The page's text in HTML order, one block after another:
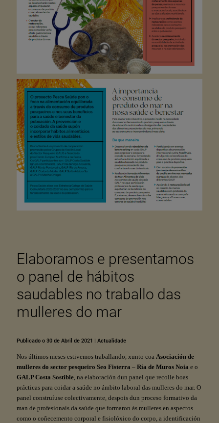
Elaboramos e presentamos
o panel de hábitos
saudables no traballo das
mulleres do mar
Publicado o 30 de Abril de 2021 Actualidade
Nos últimos meses estivemos traballando, xunto coa Asociación de
mulleres do sector pesqueiro Seo Fisterra – Ría de Muros Noia e o
GALP Costa Sostible, na elaboración dun panel que recolle boas
prácticas para coidar a saúde no ámbito laboral das mulleres do mar. O
panel construíuse colectivamente, despois dun proceso formativo da
man de profesionais da saúde que formaron ás mulleres en aspectos
como o coñecemento corporal e fisiolóxico do corpo, a identificación